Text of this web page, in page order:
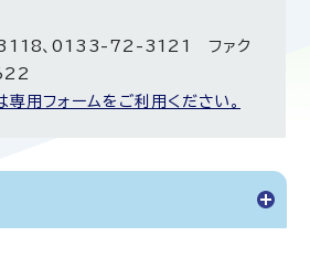
、0133-72-3121 ファク
用フォームをご利用ください。